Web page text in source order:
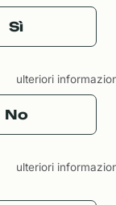
Sì
ulteriori
No
ulteriori